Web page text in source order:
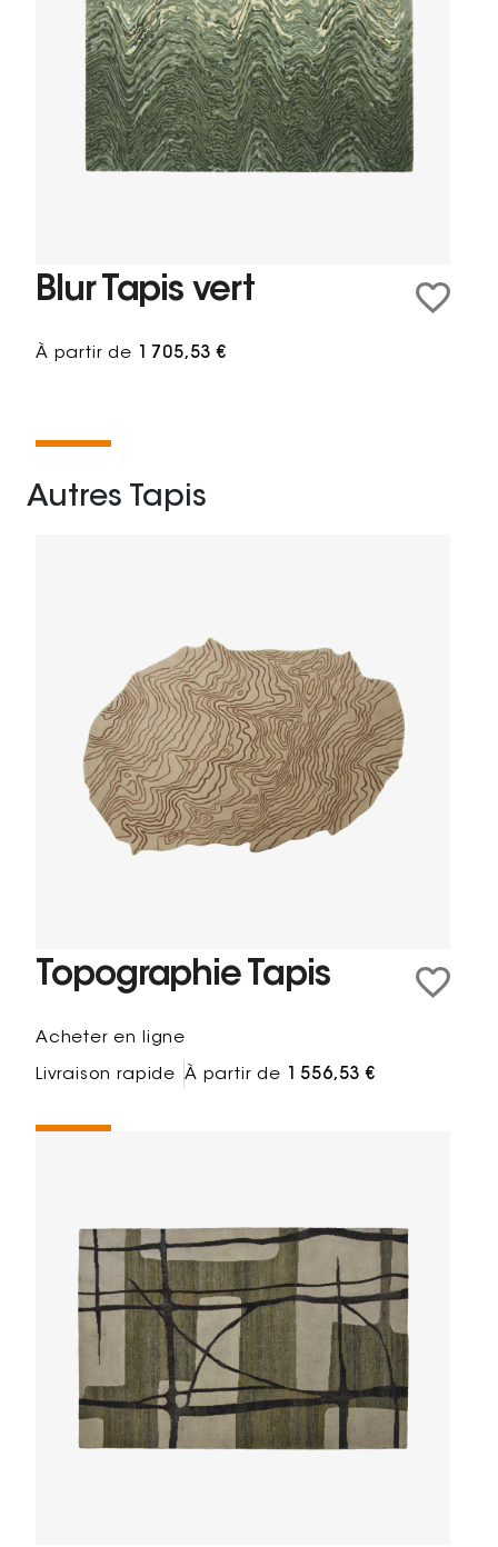
Blur Tapis vert
À partir de 1 705,53 €
Autres Tapis
Topographie Tapis
Acheter en ligne
Livraison rapide À partir de 1 556,53 €